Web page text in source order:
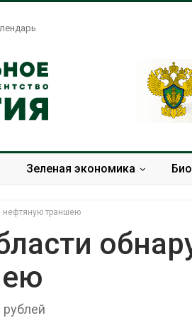
Зеленая экономика
нефтяную траншею